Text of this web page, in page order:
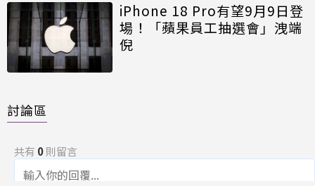
iPhone 18 Pro有望9月9日登
場！「蘋果員工抽選會」洩端
倪
討論區
共有 0則留言